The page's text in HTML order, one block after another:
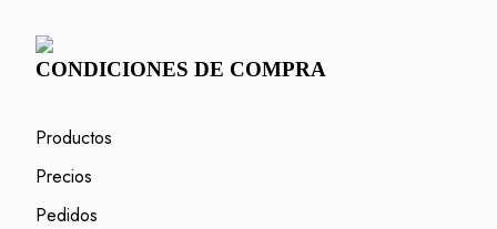
CONDICIONES DE COMPRA
Productos
Precios
Pedidos